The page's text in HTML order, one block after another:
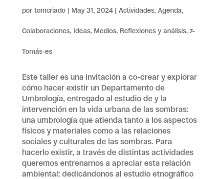
por tomcriado| May 31, 2024| Actividades, Agenda,
Colaboraciones, Ideas, Medios, Reflexiones y análisis, z-
Tomás-es
Este taller es una invitación a co-crear y explorar
cómo hacer existir un Departamento de
Umbrología, entregado al estudio de y la
intervención en la vida urbana de las sombras:
una umbrología que atienda tanto a los aspectos
físicos y materiales como a las relaciones
sociales y culturales de las sombras. Para
hacerlo existir, a través de distintas actividades
queremos entrenarnos a apreciar esta relación
ambiental: dedicándonos al estudio etnográfico